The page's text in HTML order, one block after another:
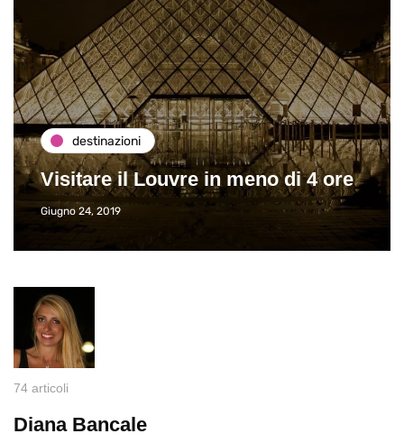
destinazioni
Visitare il Louvre in meno di 4 ore
Giugno 24, 2019
74 articoli
Diana Bancale